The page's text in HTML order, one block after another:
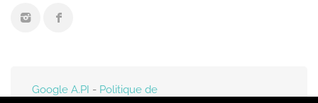
Google A.PI - Politique de